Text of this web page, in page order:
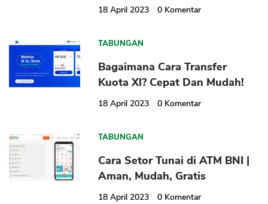
18 April 2023 0 Komentar
TABUNGAN
Bagaimana Cara Transfer
Kuota Xl? Cepat Dan Mudah!
18 April 2023 0 Komentar
TABUNGAN
Cara Setor Tunai di ATM BNI |
Aman, Mudah, Gratis
18 April 2023 0 Komentar